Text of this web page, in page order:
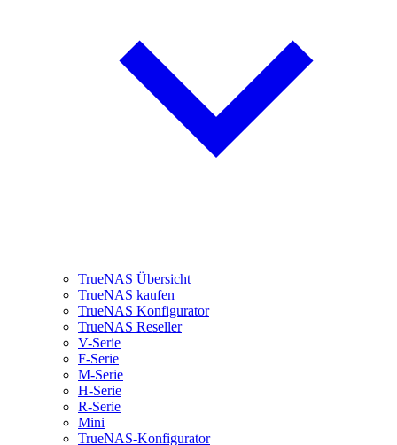
TrueNAS Übersicht
TrueNAS kaufen
TrueNAS Konfigurator
TrueNAS Reseller
V-Serie
F-Serie
M-Serie
H-Serie
R-Serie
Mini
TrueNAS-Konfigurator